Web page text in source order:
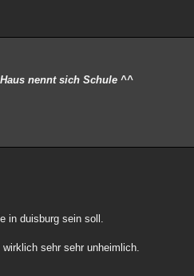
nennt sich Schule ^^
in duisburg sein soll.
sehr sehr unheimlich.